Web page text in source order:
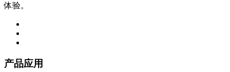
体验。
产品应用